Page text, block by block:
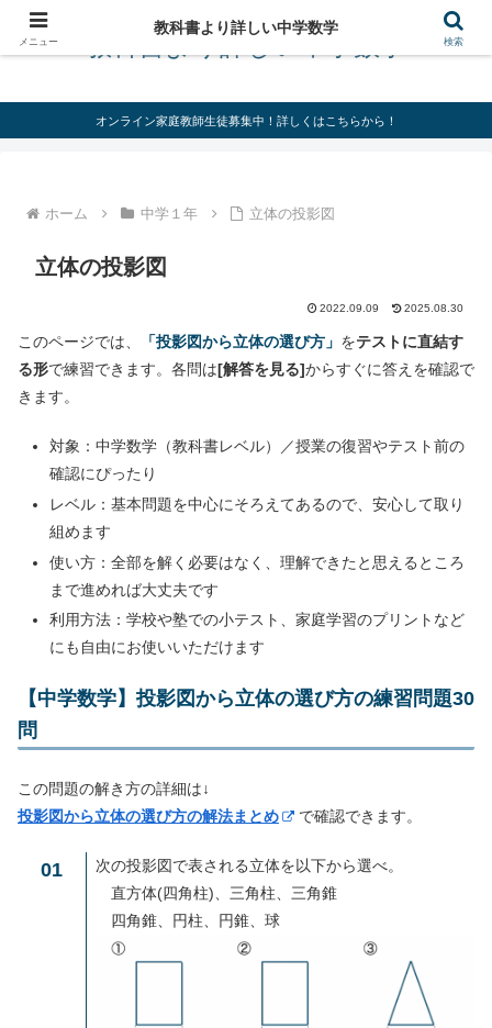
教科書より詳しい中学数学
オンライン家庭教師生徒募集中！詳しくはこちらから！
ホーム 中学１年 立体の投影図
立体の投影図
2022.09.09 2025.08.30
このページでは、 「投影図から立体の選び方」 をテストに直結す
る形で練習できます。各問は[解答を見る]からすぐに答えを確認で
きます。
対象：中学数学（教科書レベル）／授業の復習やテスト前の
確認にぴったり
レベル：基本問題を中心にそろえてあるので、安心して取り
組めます
使い方：全部を解く必要はなく、理解できたと思えるところ
まで進めれば大丈夫です
利用方法：学校や塾での小テスト、家庭学習のプリントなど
にも自由にお使いいただけます
【中学数学】投影図から立体の選び方の練習問題30
問
この問題の解き方の詳細は↓
投影図から立体の選び方の解法まとめ
で確認できます。
01
次の投影図で表される立体を以下から選べ。
直方体(四角柱)、三角柱、三角錐
四角錐、円柱、円錐、球
メニュー
教科書より詳しい中学数学
検索